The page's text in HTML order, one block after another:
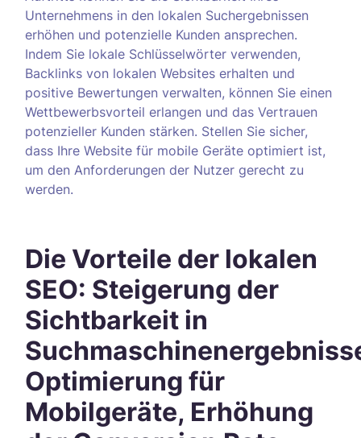
Unternehmens in den lokalen Suchergebnissen
erhöhen und potenzielle Kunden ansprechen.
Indem Sie lokale Schlüsselwörter verwenden,
Backlinks von lokalen Websites erhalten und
positive Bewertungen verwalten, können Sie einen
Wettbewerbsvorteil erlangen und das Vertrauen
potenzieller Kunden stärken. Stellen Sie sicher,
dass Ihre Website für mobile Geräte optimiert ist,
um den Anforderungen der Nutzer gerecht zu
werden.
Die Vorteile der lokalen
SEO: Steigerung der
Sichtbarkeit in
Optimierung für
Mobilgeräte, Erhöhung